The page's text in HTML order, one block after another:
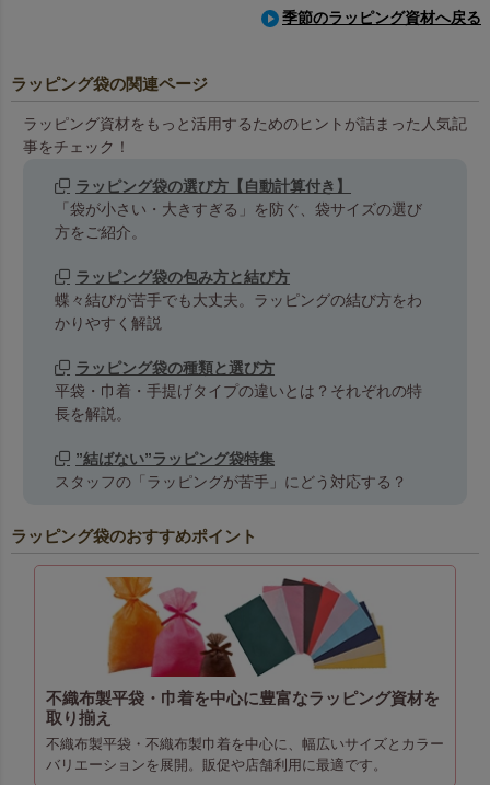
季節のラッピング資材へ戻る
ラッピング袋の関連ページ
ラッピング資材をもっと活用するためのヒントが詰まった人気記
事をチェック！
ラッピング袋の選び方【自動計算付き】
「袋が小さい・大きすぎる」を防ぐ、袋サイズの選び
方をご紹介。
ラッピング袋の包み方と結び方
蝶々結びが苦手でも大丈夫。ラッピングの結び方をわ
かりやすく解説
ラッピング袋の種類と選び方
平袋・巾着・手提げタイプの違いとは？それぞれの特
長を解説。
”結ばない”ラッピング袋特集
スタッフの「ラッピングが苦手」にどう対応する？
ラッピング袋のおすすめポイント
不織布製平袋・巾着を中心に豊富なラッピング資材を
取り揃え
不織布製平袋・不織布製巾着を中心に、幅広いサイズとカラー
バリエーションを展開。販促や店舗利用に最適です。